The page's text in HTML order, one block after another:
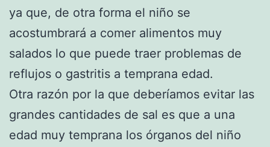
ya que, de otra forma el niño se
acostumbrará a comer alimentos muy
salados lo que puede traer problemas de
reflujos o gastritis a temprana edad.
Otra razón por la que deberíamos evitar las
grandes cantidades de sal es que a una
edad muy temprana los órganos del niño